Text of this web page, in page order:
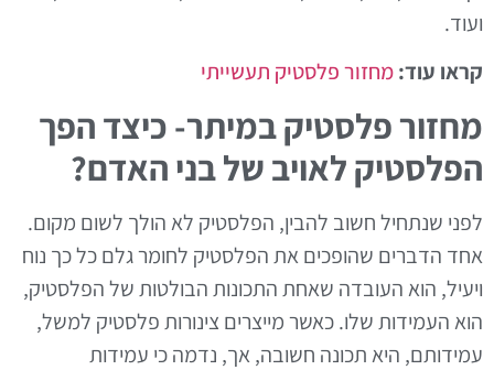
ועוד.
קראו עוד:מחזור פלסטיק תעשייתי
מחזור פלסטיק במיתר- כיצד הפך
הפלסטיק לאויב של בני האדם?
לפני שנתחיל חשוב להבין, הפלסטיק לא הולך לשום מקום.
אחד הדברים שהופכים את הפלסטיק לחומר גלם כל כך נוח
ויעיל, הוא העובדה שאחת התכונות הבולטות של הפלסטיק,
הוא העמידות שלו. כאשר מייצרים צינורות פלסטיק למשל,
עמידותם, היא תכונה חשובה, אך, נדמה כי עמידות